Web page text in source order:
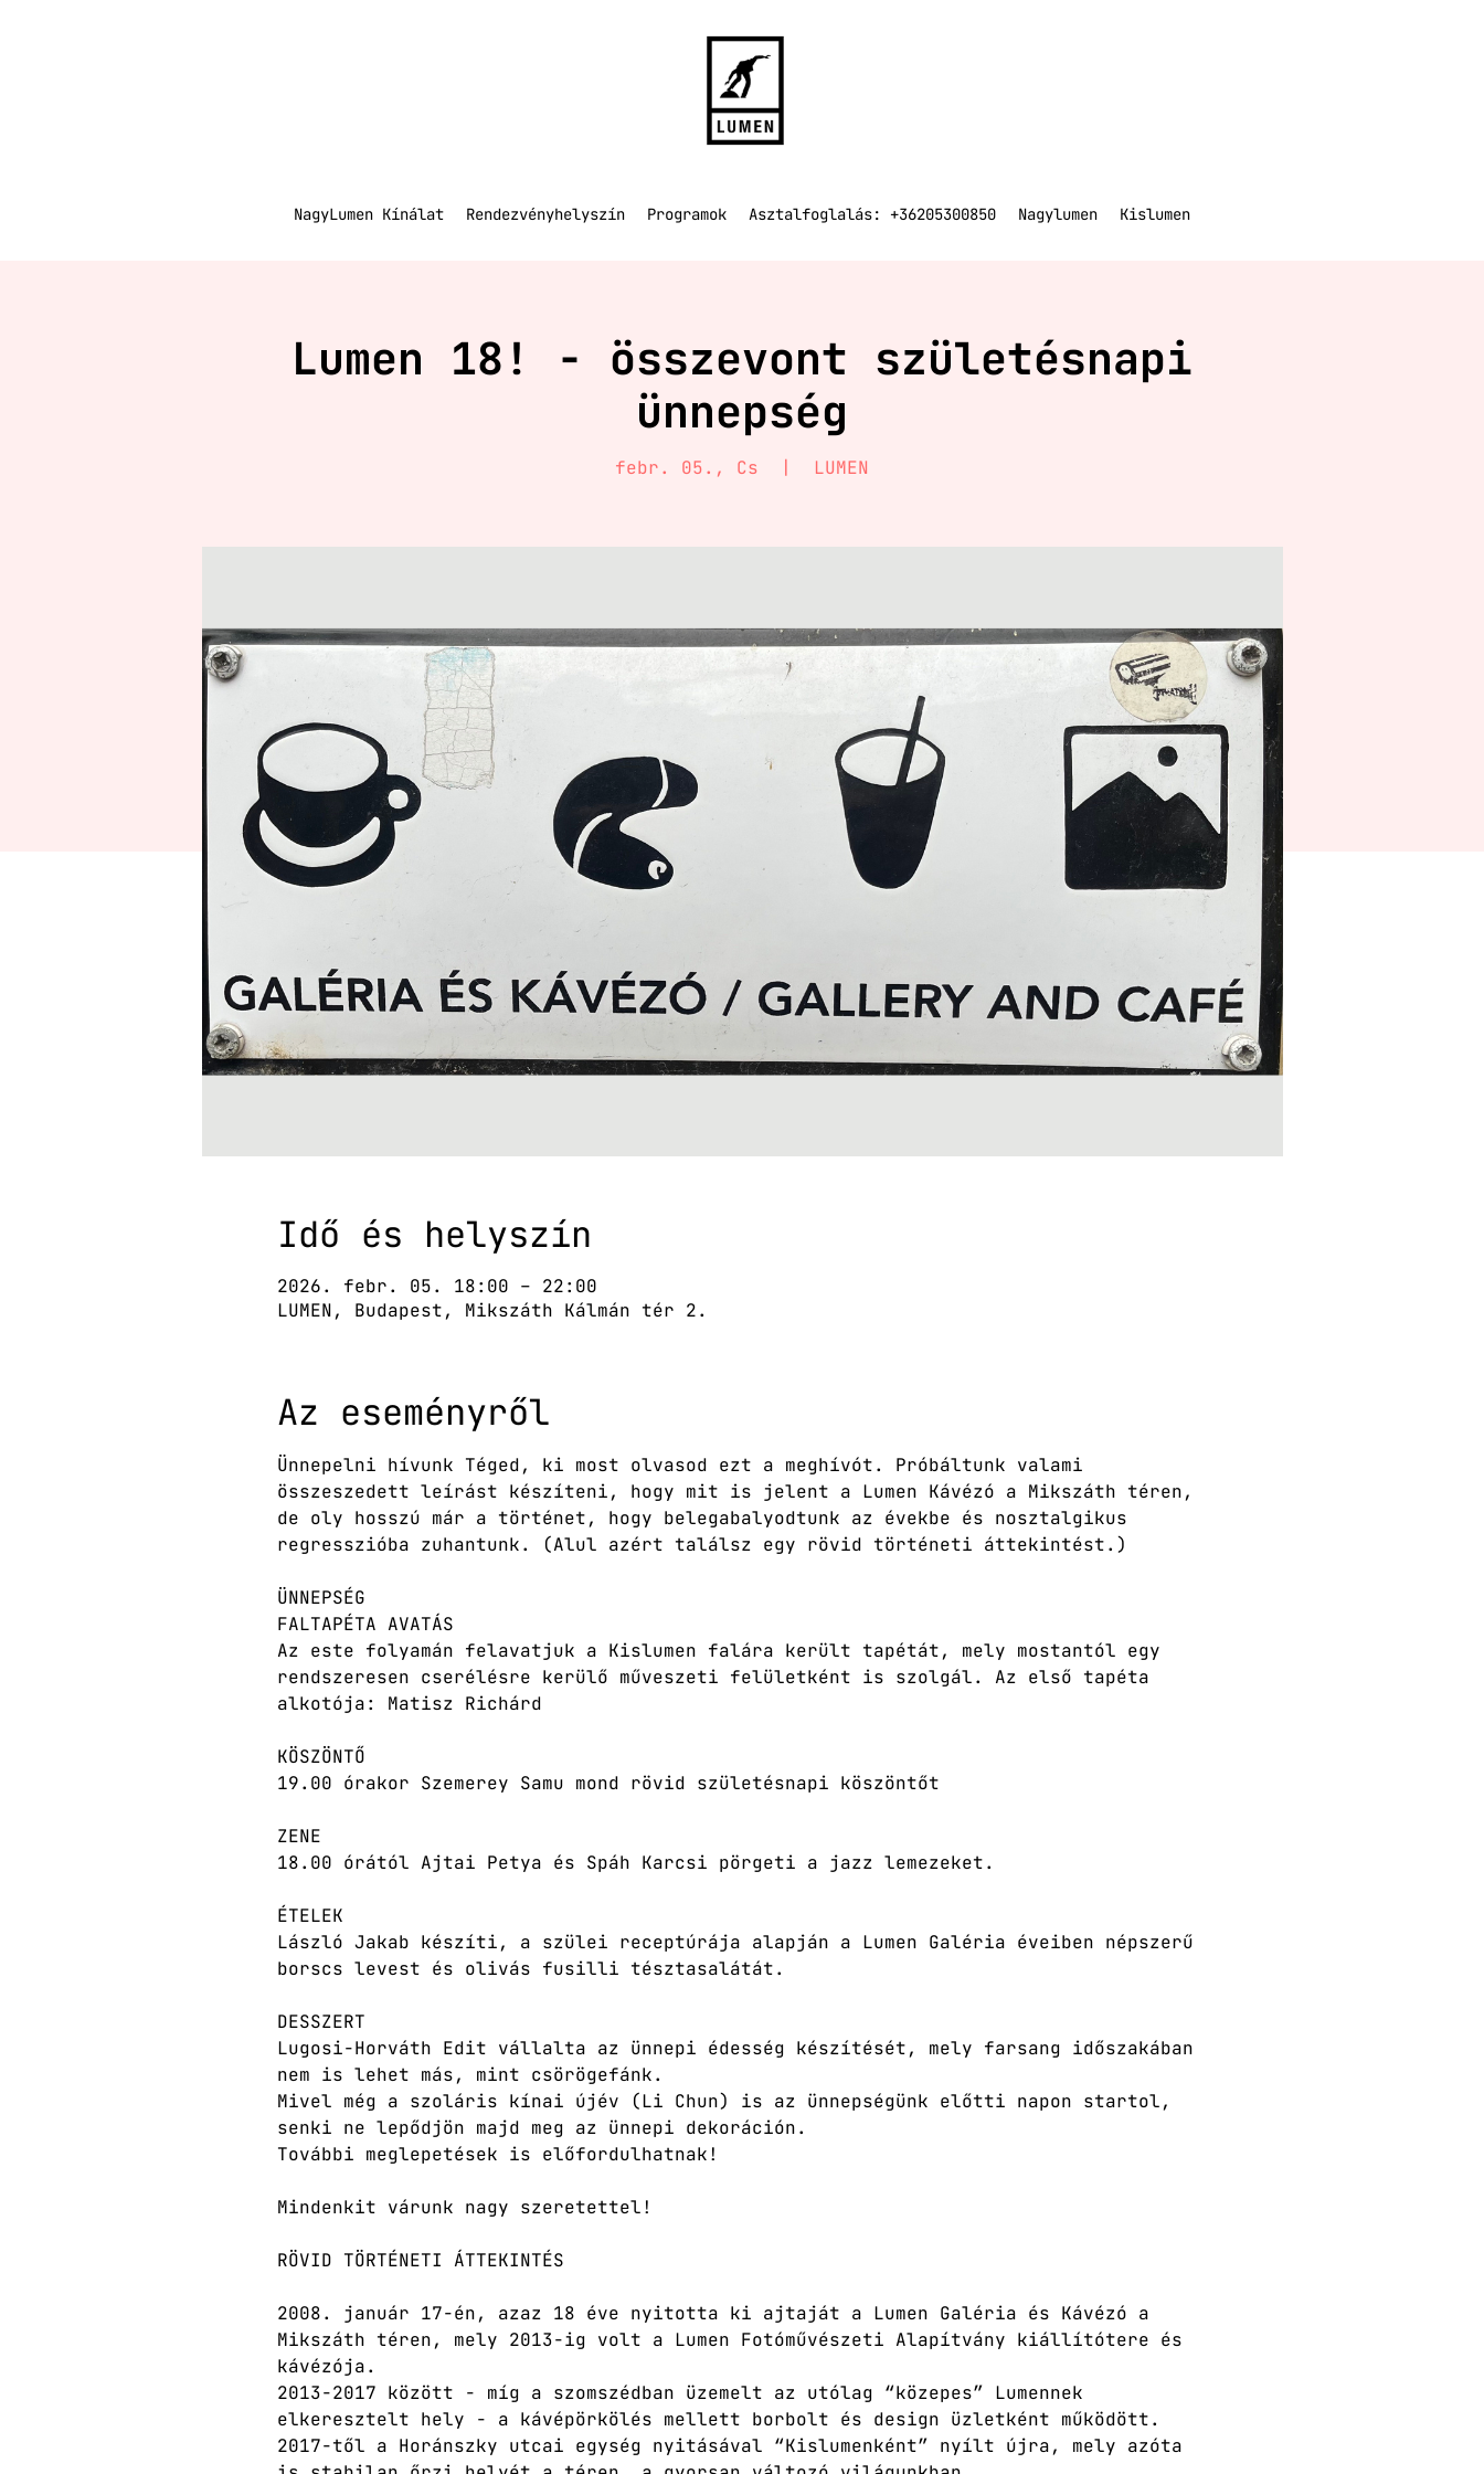
NagyLumen Kínálat Rendezvényhelyszín Programok Asztalfoglalás: +36205300850 Nagylumen Kislumen
Lumen 18! - összevont születésnapi
ünnepség
febr. 05., Cs LUMEN
Idő és helyszín
2026. febr. 05. 18:00 – 22:00
LUMEN, Budapest, Mikszáth Kálmán tér 2.
Az eseményről
Ünnepelni hívunk Téged, ki most olvasod ezt a meghívót. Próbáltunk valami
összeszedett leírást készíteni, hogy mit is jelent a Lumen Kávézó a Mikszáth téren,
de oly hosszú már a történet, hogy belegabalyodtunk az évekbe és nosztalgikus
regresszióba zuhantunk. (Alul azért találsz egy rövid történeti áttekintést.)
ÜNNEPSÉG
FALTAPÉTA AVATÁS
Az este folyamán felavatjuk a Kislumen falára került tapétát, mely mostantól egy
rendszeresen cserélésre kerülő műveszeti felületként is szolgál. Az első tapéta
alkotója: Matisz Richárd
KÖSZÖNTŐ
19.00 órakor Szemerey Samu mond rövid születésnapi köszöntőt
ZENE
18.00 órától Ajtai Petya és Spáh Karcsi pörgeti a jazz lemezeket.
ÉTELEK
László Jakab készíti, a szülei receptúrája alapján a Lumen Galéria éveiben népszerű
borscs levest és olivás fusilli tésztasalátát.
DESSZERT
Lugosi-Horváth Edit vállalta az ünnepi édesség készítését, mely farsang időszakában
nem is lehet más, mint csörögefánk.
Mivel még a szoláris kínai újév (Li Chun) is az ünnepségünk előtti napon startol,
senki ne lepődjön majd meg az ünnepi dekoráción.
További meglepetések is előfordulhatnak!
Mindenkit várunk nagy szeretettel!
RÖVID TÖRTÉNETI ÁTTEKINTÉS
2008. január 17-én, azaz 18 éve nyitotta ki ajtaját a Lumen Galéria és Kávézó a
Mikszáth téren, mely 2013-ig volt a Lumen Fotóművészeti Alapítvány kiállítótere és
kávézója.
2013-2017 között - míg a szomszédban üzemelt az utólag “közepes” Lumennek
elkeresztelt hely - a kávépörkölés mellett borbolt és design üzletként működött.
2017-től a Horánszky utcai egység nyitásával “Kislumenként” nyílt újra, mely azóta